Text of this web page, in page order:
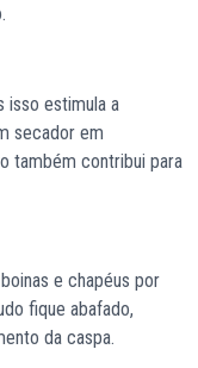
isso estimula a
secador em
também contribui para
e chapéus por
fique abafado,
da caspa.